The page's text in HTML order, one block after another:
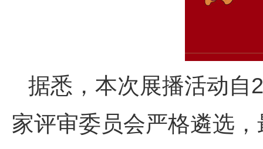
据悉，本次展播活动自
家评审委员会严格遴选